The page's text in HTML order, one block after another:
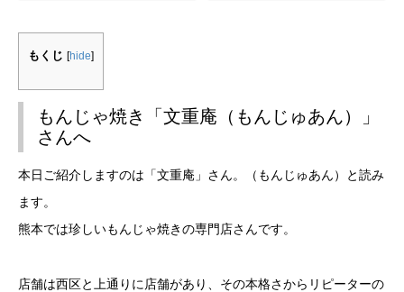
もくじ [hide]
もんじゃ焼き「文重庵（もんじゅあん）」
さんへ
本日ご紹介しますのは「文重庵」さん。（もんじゅあん）と読み
ます。
熊本では珍しいもんじゃ焼きの専門店さんです。
店舗は西区と上通りに店舗があり、その本格さからリピーターの